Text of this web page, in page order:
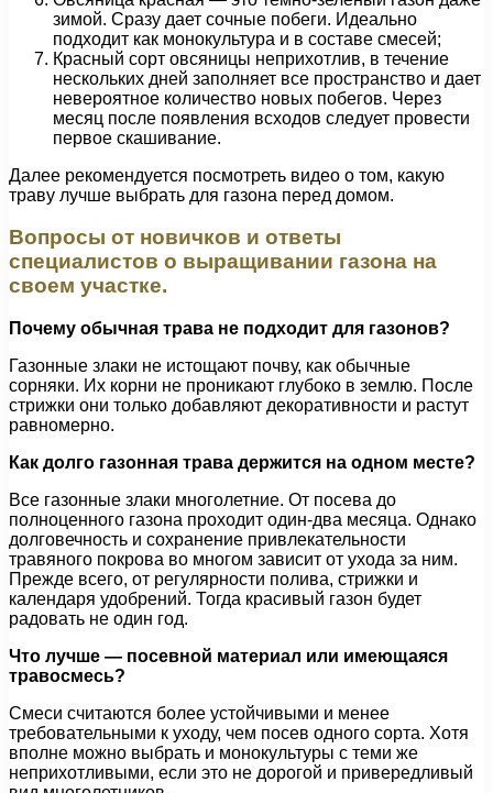
зимой. Сразу дает сочные побеги. Идеально
подходит как монокультура и в составе смесей;
Красный сорт овсяницы неприхотлив, в течение
нескольких дней заполняет все пространство и дает
невероятное количество новых побегов. Через
месяц после появления всходов следует провести
первое скашивание.
Далее рекомендуется посмотреть видео о том, какую
траву лучше выбрать для газона перед домом.
Вопросы от новичков и ответы
специалистов о выращивании газона на
своем участке.
Почему обычная трава не подходит для газонов?
Газонные злаки не истощают почву, как обычные
сорняки. Их корни не проникают глубоко в землю. После
стрижки они только добавляют декоративности и растут
равномерно.
Как долго газонная трава держится на одном месте?
Все газонные злаки многолетние. От посева до
полноценного газона проходит один-два месяца. Однако
долговечность и сохранение привлекательности
травяного покрова во многом зависит от ухода за ним.
Прежде всего, от регулярности полива, стрижки и
календаря удобрений. Тогда красивый газон будет
радовать не один год.
Что лучше — посевной материал или имеющаяся
травосмесь?
Смеси считаются более устойчивыми и менее
требовательными к уходу, чем посев одного сорта. Хотя
вполне можно выбрать и монокультуры с теми же
неприхотливыми, если это не дорогой и привередливый